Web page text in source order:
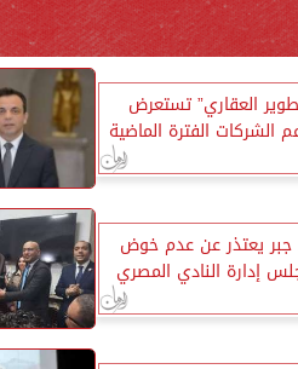
العقاري” تستعرض
الشركات الفترة الماضية
جبر يعتذر عن عدم خوض
إدارة النادي المصري